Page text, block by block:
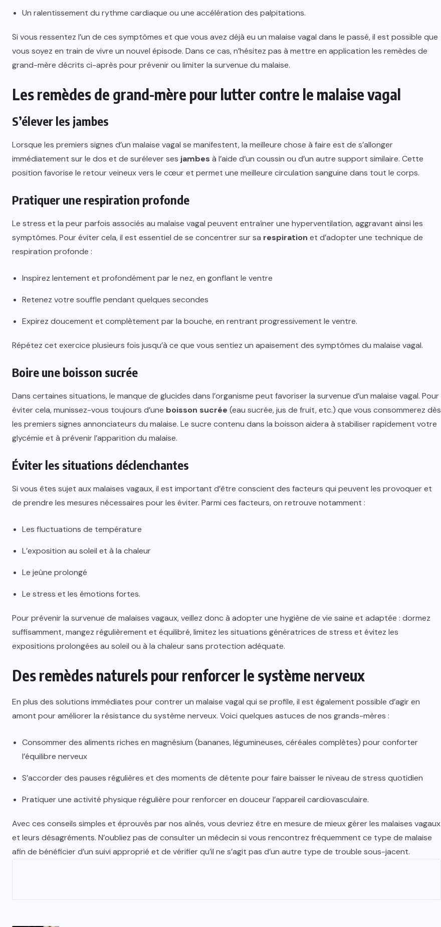
Un ralentissement du rythme cardiaque ou une accélération des palpitations.
Si vous ressentez l’un de ces symptômes et que vous avez déjà eu un malaise vagal dans le passé, il est possible que
vous soyez en train de vivre un nouvel épisode. Dans ce cas, n’hésitez pas à mettre en application les remèdes de
grand-mère décrits ci-après pour prévenir ou limiter la survenue du malaise.
Les remèdes de grand-mère pour lutter contre le malaise vagal
S’élever les jambes
Lorsque les premiers signes d’un malaise vagal se manifestent, la meilleure chose à faire est de s’allonger
immédiatement sur le dos et de surélever ses jambes à l’aide d’un coussin ou d’un autre support similaire. Cette
position favorise le retour veineux vers le cœur et permet une meilleure circulation sanguine dans tout le corps.
Pratiquer une respiration profonde
Le stress et la peur parfois associés au malaise vagal peuvent entraîner une hyperventilation, aggravant ainsi les
symptômes. Pour éviter cela, il est essentiel de se concentrer sur sa respiration et d’adopter une technique de
respiration profonde :
Inspirez lentement et profondément par le nez, en gonflant le ventre
Retenez votre souffle pendant quelques secondes
Expirez doucement et complètement par la bouche, en rentrant progressivement le ventre.
Répétez cet exercice plusieurs fois jusqu’à ce que vous sentiez un apaisement des symptômes du malaise vagal.
Boire une boisson sucrée
Dans certaines situations, le manque de glucides dans l’organisme peut favoriser la survenue d’un malaise vagal. Pour
éviter cela, munissez-vous toujours d’une boisson sucrée (eau sucrée, jus de fruit, etc.) que vous consommerez dès
les premiers signes annonciateurs du malaise. Le sucre contenu dans la boisson aidera à stabiliser rapidement votre
glycémie et à prévenir l’apparition du malaise.
Éviter les situations déclenchantes
Si vous êtes sujet aux malaises vagaux, il est important d’être conscient des facteurs qui peuvent les provoquer et
de prendre les mesures nécessaires pour les éviter. Parmi ces facteurs, on retrouve notamment :
Les fluctuations de température
L’exposition au soleil et à la chaleur
Le jeûne prolongé
Le stress et les émotions fortes.
Pour prévenir la survenue de malaises vagaux, veillez donc à adopter une hygiène de vie saine et adaptée : dormez
suffisamment, mangez régulièrement et équilibré, limitez les situations génératrices de stress et évitez les
expositions prolongées au soleil ou à la chaleur sans protection adéquate.
Des remèdes naturels pour renforcer le système nerveux
En plus des solutions immédiates pour contrer un malaise vagal qui se profile, il est également possible d’agir en
amont pour améliorer la résistance du système nerveux. Voici quelques astuces de nos grands-mères :
Consommer des aliments riches en magnésium (bananes, légumineuses, céréales complètes) pour conforter
l’équilibre nerveux
S’accorder des pauses régulières et des moments de détente pour faire baisser le niveau de stress quotidien
Pratiquer une activité physique régulière pour renforcer en douceur l’appareil cardiovasculaire.
Avec ces conseils simples et éprouvés par nos aînés, vous devriez être en mesure de mieux gérer les malaises vagaux
et leurs désagréments. N’oubliez pas de consulter un médecin si vous rencontrez fréquemment ce type de malaise
afin de bénéficier d’un suivi approprié et de vérifier qu’il ne s’agit pas d’un autre type de trouble sous-jacent.